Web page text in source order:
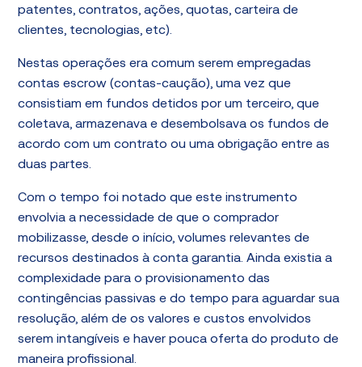
patentes, contratos, ações, quotas, carteira de
clientes, tecnologias, etc).
Nestas operações era comum serem empregadas
contas escrow (contas-caução), uma vez que
consistiam em fundos detidos por um terceiro, que
coletava, armazenava e desembolsava os fundos de
acordo com um contrato ou uma obrigação entre as
duas partes.
Com o tempo foi notado que este instrumento
envolvia a necessidade de que o comprador
mobilizasse, desde o início, volumes relevantes de
recursos destinados à conta garantia. Ainda existia a
complexidade para o provisionamento das
contingências passivas e do tempo para aguardar sua
resolução, além de os valores e custos envolvidos
serem intangíveis e haver pouca oferta do produto de
maneira profissional.